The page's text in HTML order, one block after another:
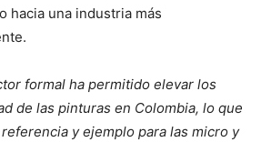
hacia una industria más
formal ha permitido elevar los
de las pinturas en Colombia, lo que
y ejemplo para las micro y